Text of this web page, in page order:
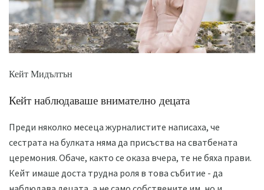
Кейт Мидълтън
Кейт наблюдаваше внимателно децата
Преди няколко месеца журналистите написаха, че
сестрата на булката няма да присъства на сватбената
церемония. Обаче, както се оказа вчера, те не бяха прави.
Кейт имаше доста трудна роля в това събитие - да